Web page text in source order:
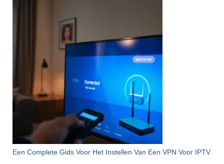
Een Complete Gids Voor Het Instellen Van Een VPN Voor IPTV